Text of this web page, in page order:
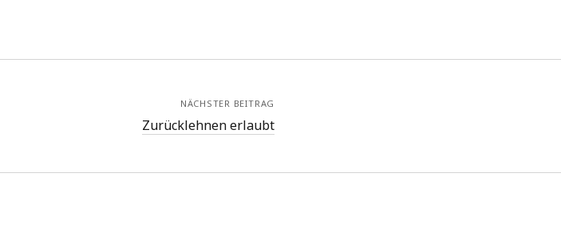
NÄCHSTER BEITRAG
Zurücklehnen erlaubt